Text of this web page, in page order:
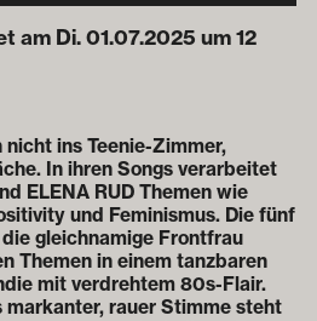
am Di. 01.07.2025 um 12
nicht ins Teenie-Zimmer,
In ihren Songs verarbeitet
ELENA RUD Themen wie
und Feminismus. Die fünf
gleichnamige Frontfrau
Themen in einem tanzbaren
mit verdrehtem 80s-Flair.
markanter, rauer Stimme steht